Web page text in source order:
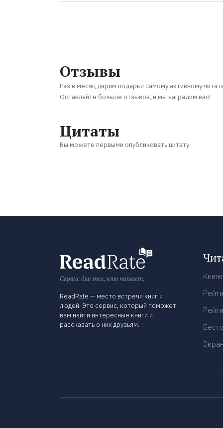
Отзывы
Раз в месяц дарим подарки самому активному
Оставляйте больше отзывов, и мы наградим вас!
Цитаты
Вы можете первыми опубликовать цитату
Сервис для тех, кто читает.
ReadRate — место встречи книг и
людей. Это сервис, который поможет
вам найти интересные книги и
рассказать о них друзьям.